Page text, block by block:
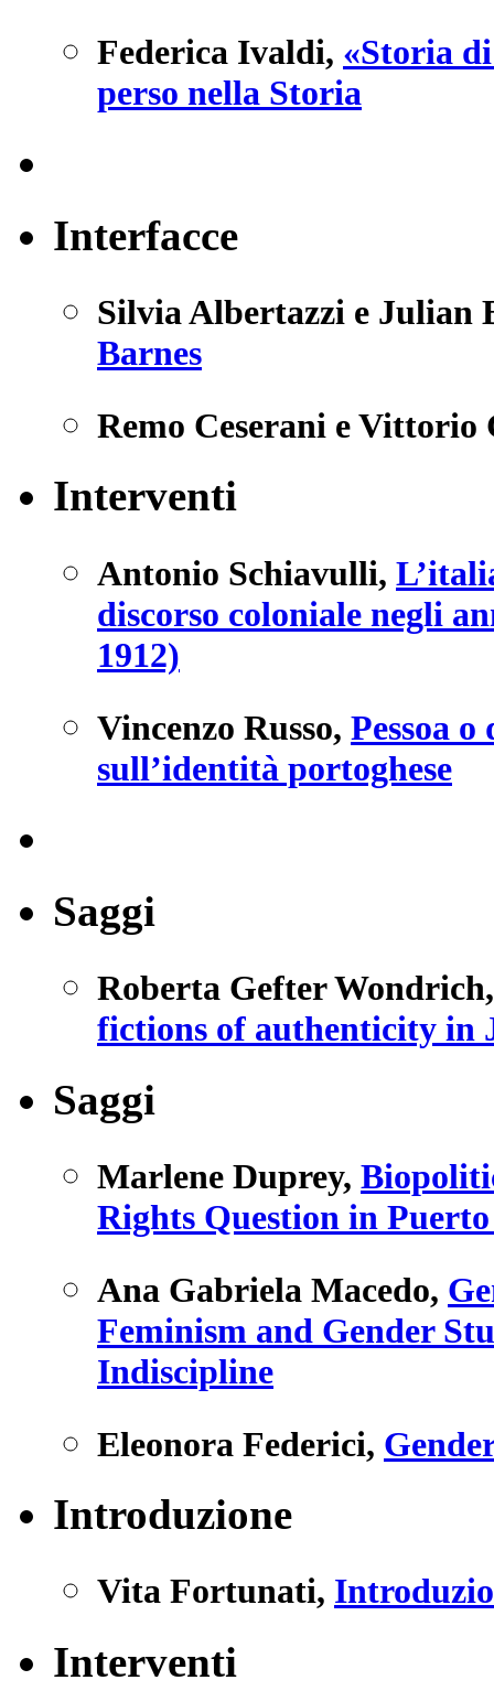
Federica Ivaldi, «Storia
perso nella Storia
Interfacce
Silvia Albertazzi e Julian
Barnes
Remo Ceserani e Vittorio
Interventi
Antonio Schiavulli,
discorso coloniale negli
1912)
Vincenzo Russo, Pessoa
sull’identità portoghese
Saggi
Roberta Gefter Wondrich
fictions of authenticity in
Saggi
Marlene Duprey,
Rights Question in
Ana Gabriela Macedo,
Feminism and Gender
Indiscipline
Eleonora Federici,
Introduzione
Vita Fortunati,
Interventi